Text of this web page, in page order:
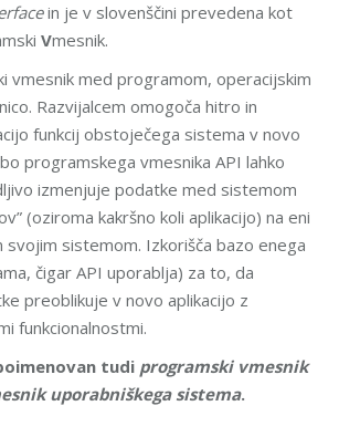
in je v slovenščini prevedena kot
Vmesnik.
vmesnik med programom, operacijskim
Razvijalcem omogoča hitro in
funkcij obstoječega sistema v novo
programskega vmesnika API lahko
izmenjuje podatke med sistemom
(oziroma kakršno koli aplikacijo) na eni
svojim sistemom. Izkorišča bazo enega
čigar API uporablja) za to, da
preoblikuje v novo aplikacijo z
funkcionalnostmi.
tudi programski vmesnik
uporabniškega sistema.